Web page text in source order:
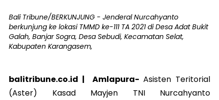
Bali Tribune/BERKUNJUNG - Jenderal Nurcahyanto
berkunjung ke lokasi TMMD ke-111 TA 2021 di Desa Adat Bukit
Galah, Banjar Sogra, Desa Sebudi, Kecamatan Selat,
Kabupaten Karangasem,
balitribune.co.id | Amlapura- Asisten Teritorial
(Aster) Kasad Mayjen TNI Nurcahyanto